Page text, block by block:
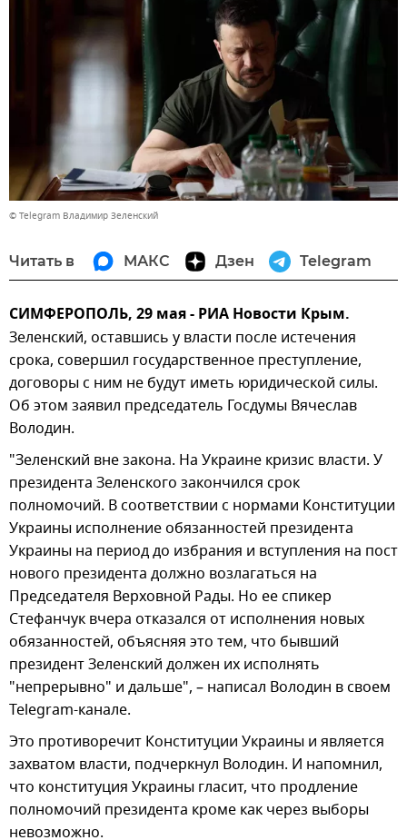
© Telegram Владимир Зеленский
Читать в МАКС Дзен Telegram
СИМФЕРОПОЛЬ, 29 мая - РИА Новости Крым.
Зеленский, оставшись у власти после истечения
срока, совершил государственное преступление,
договоры с ним не будут иметь юридической силы.
Об этом заявил председатель Госдумы Вячеслав
Володин.
"Зеленский вне закона. На Украине кризис власти. У
президента Зеленского закончился срок
полномочий. В соответствии с нормами Конституции
Украины исполнение обязанностей президента
Украины на период до избрания и вступления на пост
нового президента должно возлагаться на
Председателя Верховной Рады. Но ее спикер
Стефанчук вчера отказался от исполнения новых
обязанностей, объясняя это тем, что бывший
президент Зеленский должен их исполнять
"непрерывно" и дальше", – написал Володин в своем
Telegram-канале.
Это противоречит Конституции Украины и является
захватом власти, подчеркнул Володин. И напомнил,
что конституция Украины гласит, что продление
полномочий президента кроме как через выборы
невозможно.